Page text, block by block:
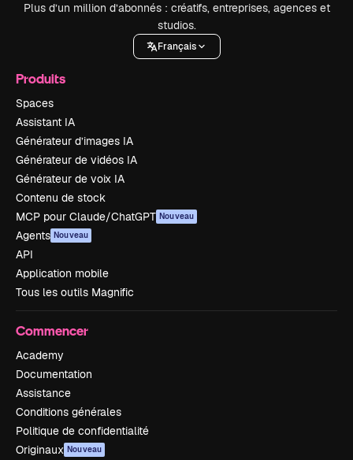
Plus d’un million d’abonnés : créatifs, entreprises, agences et
studios.
Français
Produits
Spaces
Assistant IA
Générateur d’images IA
Générateur de vidéos IA
Générateur de voix IA
Contenu de stock
MCP pour Claude/ChatGPT Nouveau
Agents Nouveau
API
Application mobile
Tous les outils Magnific
Commencer
Academy
Documentation
Assistance
Conditions générales
Politique de confidentialité
Originaux Nouveau